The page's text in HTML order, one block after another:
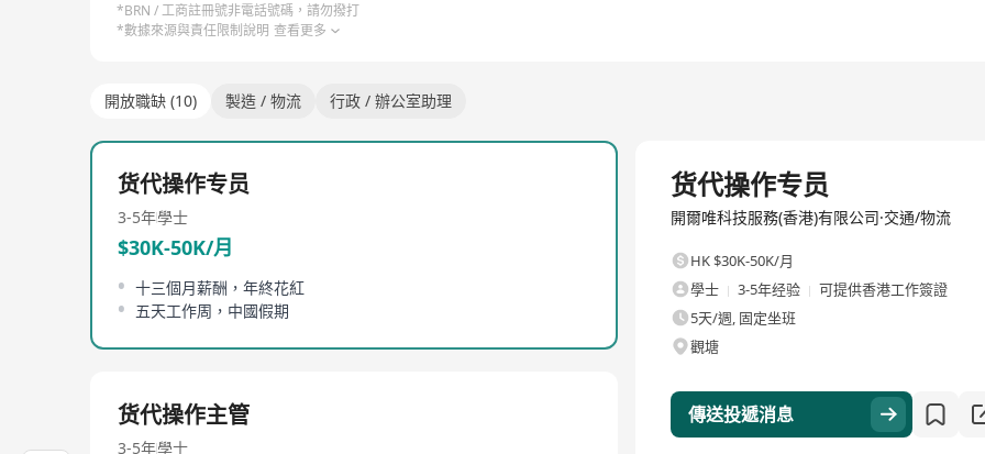
去年以来，公司先后办理了国际道路运输经营许可证、TIR持证人资格、GMS跨境运输许可以及TAD单证备案，这些在上海市都
*BRN / 工商註冊號非電話號碼，請勿撥打
*數據來源與責任限制說明 查看更多
開放職缺 (10) 製造 / 物流 行政 / 辦公室助理
货代操作专员
3-5年學士
$30K-50K/月
十三個月薪酬，年終花紅
五天工作周，中國假期
货代操作主管
3-5年學士
货代操作专员
開爾唯科技服務(香港)有限公司·交通/物流
HK $30K-50K/月
學士
3-5年经验
可提供香港工作簽證
5天/週, 固定坐班
觀塘
傳送投遞消息